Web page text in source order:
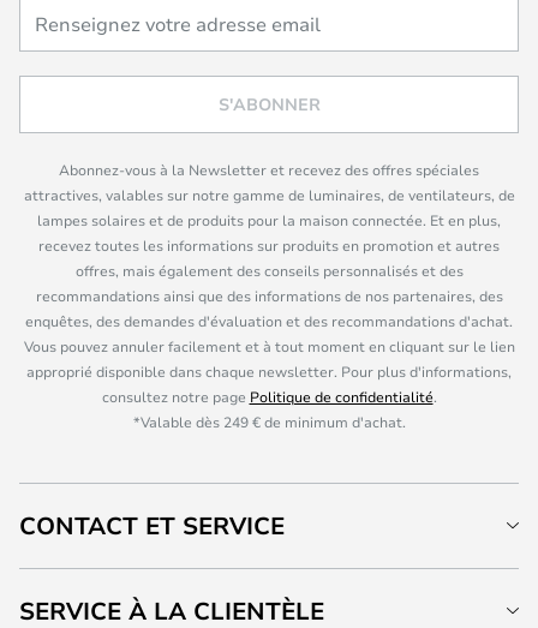
S'ABONNER
Abonnez-vous à la Newsletter et recevez des offres spéciales
attractives, valables sur notre gamme de luminaires, de ventilateurs, de
lampes solaires et de produits pour la maison connectée. Et en plus,
recevez toutes les informations sur produits en promotion et autres
offres, mais également des conseils personnalisés et des
recommandations ainsi que des informations de nos partenaires, des
enquêtes, des demandes d'évaluation et des recommandations d'achat.
Vous pouvez annuler facilement et à tout moment en cliquant sur le lien
approprié disponible dans chaque newsletter. Pour plus d'informations,
consultez notre page Politique de confidentialité.
*Valable dès 249 € de minimum d'achat.
CONTACT ET SERVICE
SERVICE À LA CLIENTÈLE